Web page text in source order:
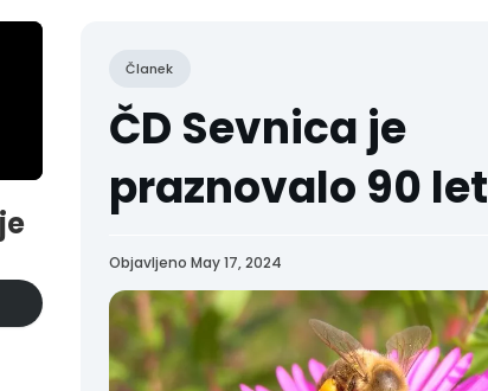
Članek
ČD Sevnica je
praznovalo 90 let
Objavljeno May 17, 2024